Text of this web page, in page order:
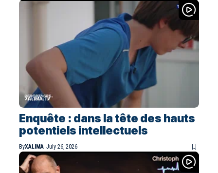
XALIMA TV
Enquête : dans la tête des hauts
potentiels intellectuels
ByXALIMA July 26, 2026